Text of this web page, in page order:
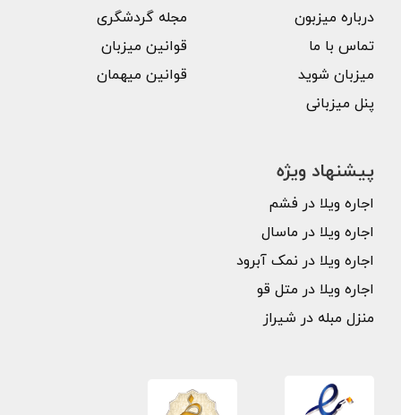
درباره میزبون
تماس با ما
میزبان شوید
پنل میزبانی
مجله گردشگری
قوانین میزبان
قوانین میهمان
پیشنهاد ویژه
اجاره ویلا در فشم
اجاره ویلا در ماسال
اجاره ویلا در نمک آبرود
اجاره ویلا در متل قو
منزل مبله در شیراز